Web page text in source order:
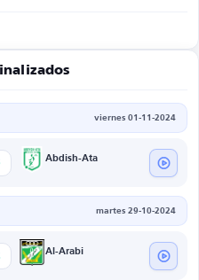
viernes 01-11-2024
Abdish-Ata
martes 29-10-2024
Al-Arabi